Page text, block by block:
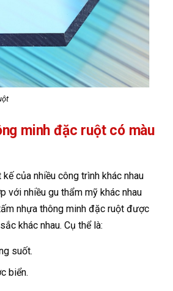
minh đặc ruột có màu
của nhiều công trình khác nhau
với nhiều gu thẩm mỹ khác nhau
nhựa thông minh đặc ruột được
khác nhau. Cụ thể là:
suốt.
biển.